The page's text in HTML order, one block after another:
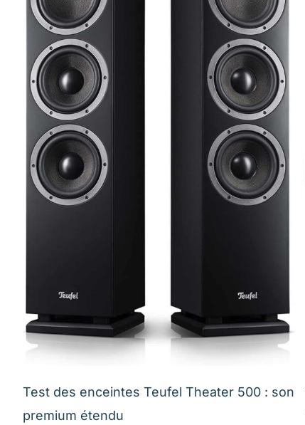
Test des enceintes Teufel Theater 500 : son
premium étendu